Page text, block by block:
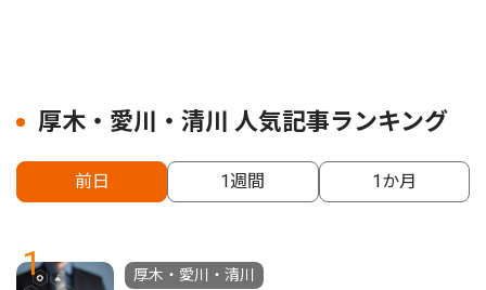
厚木・愛川・清川 人気記事ランキング
前日 1週間 1か月
1
厚木・愛川・清川